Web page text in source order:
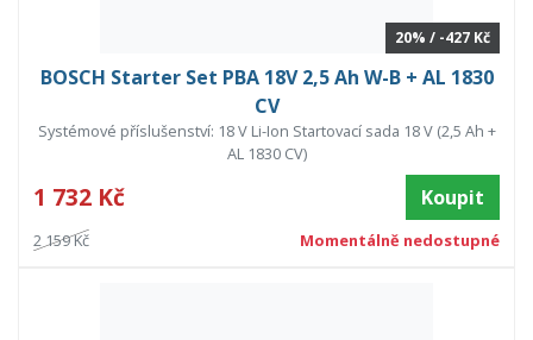
20% / -427 Kč
BOSCH Starter Set PBA 18V 2,5 Ah W-B + AL 1830
CV
Systémové příslušenství: 18 V Li-Ion Startovací sada 18 V (2,5 Ah +
AL 1830 CV)
1 732 Kč Koupit
2 159 Kč Momentálně nedostupné